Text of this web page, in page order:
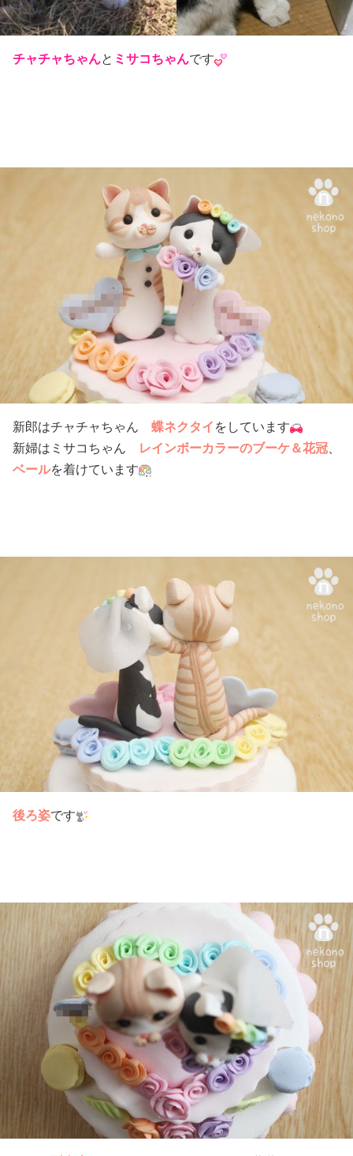
チャチャちゃんと ミサコちゃんです
新郎はチャチャちゃん 蝶ネクタイ をしています
新婦はミサコちゃん
レインボーカラーのブーケ＆花冠
ベールを着けています
後ろ姿です